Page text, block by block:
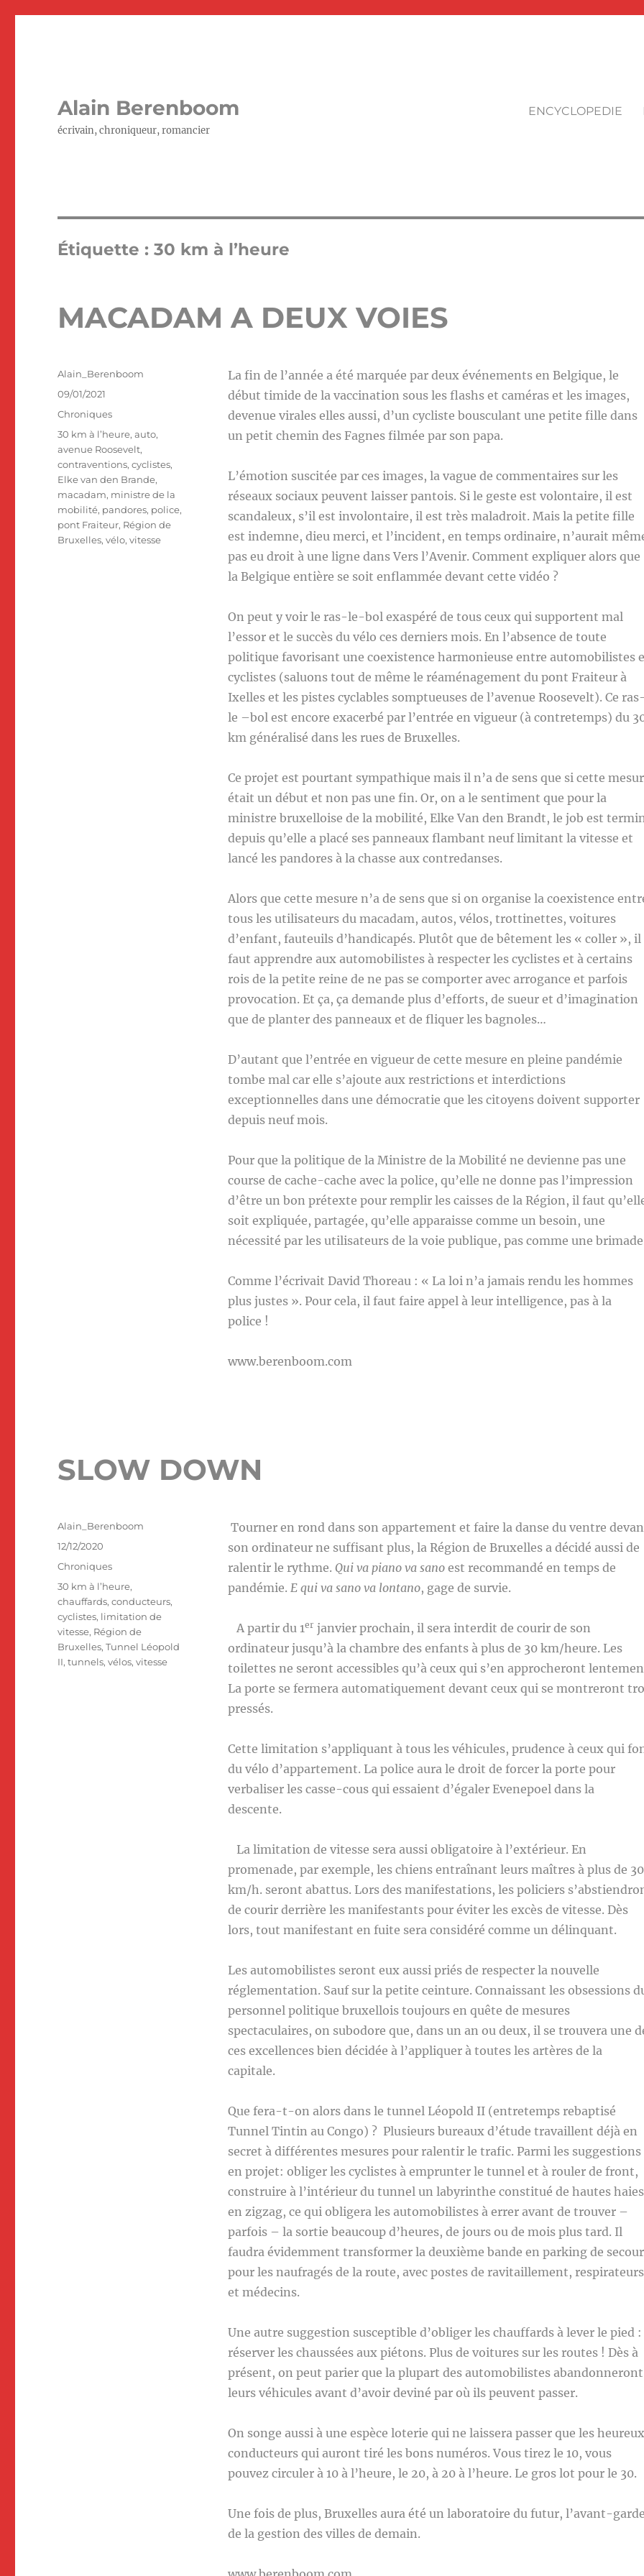
Alain Berenboom
écrivain, chroniqueur, romancier
ENCYCLOPEDIE
Étiquette :30 km à l’heure
MACADAM A DEUX VOIES
La fin de l’année a été marquée par deux événements en Belgique, le
début timide de la vaccination sous les flashs et caméras et les images,
devenue virales elles aussi, d’un cycliste bousculant une petite fille dans
un petit chemin des Fagnes filmée par son papa.
L’émotion suscitée par ces images, la vague de commentaires sur les
réseaux sociaux peuvent laisser pantois. Si le geste est volontaire, il est
scandaleux, s’il est involontaire, il est très maladroit. Mais la petite fille
est indemne, dieu merci, et l’incident, en temps ordinaire, n’aurait
pas eu droit à une ligne dans Vers l’Avenir. Comment expliquer alors que
la Belgique entière se soit enflammée devant cette vidéo ?
On peut y voir le ras-le-bol exaspéré de tous ceux qui supportent mal
l’essor et le succès du vélo ces derniers mois. En l’absence de toute
politique favorisant une coexistence harmonieuse entre automobilistes
cyclistes (saluons tout de même le réaménagement du pont Fraiteur à
Ixelles et les pistes cyclables somptueuses de l’avenue Roosevelt). Ce
le –bol est encore exacerbé par l’entrée en vigueur (à contretemps) du
km généralisé dans les rues de Bruxelles.
Ce projet est pourtant sympathique mais il n’a de sens que si cette
était un début et non pas une fin. Or, on a le sentiment que pour la
ministre bruxelloise de la mobilité, Elke Van den Brandt, le job est
depuis qu’elle a placé ses panneaux flambant neuf limitant la vitesse et
lancé les pandores à la chasse aux contredanses.
Alors que cette mesure n’a de sens que si on organise la coexistence
tous les utilisateurs du macadam, autos, vélos, trottinettes, voitures
d’enfant, fauteuils d’handicapés. Plutôt que de bêtement les « coller », il
faut apprendre aux automobilistes à respecter les cyclistes et à certains
rois de la petite reine de ne pas se comporter avec arrogance et parfois
provocation. Et ça, ça demande plus d’efforts, de sueur et d’imagination
que de planter des panneaux et de fliquer les bagnoles…
D’autant que l’entrée en vigueur de cette mesure en pleine pandémie
tombe mal car elle s’ajoute aux restrictions et interdictions
exceptionnelles dans une démocratie que les citoyens doivent supporter
depuis neuf mois.
Pour que la politique de la Ministre de la Mobilité ne devienne pas une
course de cache-cache avec la police, qu’elle ne donne pas l’impression
d’être un bon prétexte pour remplir les caisses de la Région, il faut
soit expliquée, partagée, qu’elle apparaisse comme un besoin, une
nécessité par les utilisateurs de la voie publique, pas comme une
Comme l’écrivait David Thoreau : « La loi n’a jamais rendu les hommes
plus justes ». Pour cela, il faut faire appel à leur intelligence, pas à la
police !
www.berenboom.com
Auteur
Alain_Berenboom
Publié
le
09/01/2021
Catégories
Chroniques
Étiquettes
30 km à l’heure,auto,
avenue Roosevelt,
contraventions,cyclistes,
Elke van den Brande,
macadam, ministre de la
mobilité, pandores, police,
pont Fraiteur, Région de
Bruxelles,vélo,vitesse
SLOW DOWN
Tourner en rond dans son appartement et faire la danse du ventre
son ordinateur ne suffisant plus, la Région de Bruxelles a décidé aussi de
ralentir le rythme. Qui va piano va sanoest recommandé en temps de
pandémie. E qui va sano va lontano, gage de survie.
A partir du 1erjanvier prochain, il sera interdit de courir de son
ordinateur jusqu’à la chambre des enfants à plus de 30 km/heure. Les
toilettes ne seront accessibles qu’à ceux qui s’en approcheront
La porte se fermera automatiquement devant ceux qui se montreront
pressés.
Cette limitation s’appliquant à tous les véhicules, prudence à ceux qui
du vélo d’appartement. La police aura le droit de forcer la porte pour
verbaliser les casse-cous qui essaient d’égaler Evenepoel dans la
descente.
La limitation de vitesse sera aussi obligatoire à l’extérieur. En
promenade, par exemple, les chiens entraînant leurs maîtres à plus de 30
km/h. seront abattus. Lors des manifestations, les policiers
de courir derrière les manifestants pour éviter les excès de vitesse. Dès
lors, tout manifestant en fuite sera considéré comme un délinquant.
Les automobilistes seront eux aussi priés de respecter la nouvelle
réglementation. Sauf sur la petite ceinture. Connaissant les obsessions
personnel politique bruxellois toujours en quête de mesures
spectaculaires, on subodore que, dans un an ou deux, il se trouvera une
ces excellences bien décidée à l’appliquer à toutes les artères de la
capitale.
Que fera-t-on alors dans le tunnel Léopold II (entretemps rebaptisé
Tunnel Tintin au Congo) ? Plusieurs bureaux d’étude travaillent déjà en
secret à différentes mesures pour ralentir le trafic. Parmi les suggestions
en projet: obliger les cyclistes à emprunter le tunnel et à rouler de front,
construire à l’intérieur du tunnel un labyrinthe constitué de hautes haies
en zigzag, ce qui obligera les automobilistes à errer avant de trouver –
parfois – la sortie beaucoup d’heures, de jours ou de mois plus tard. Il
faudra évidemment transformer la deuxième bande en parking de
pour les naufragés de la route, avec postes de ravitaillement, respirateurs
et médecins.
Une autre suggestion susceptible d’obliger les chauffards à lever le pied :
réserver les chaussées aux piétons. Plus de voitures sur les routes ! Dès à
présent, on peut parier que la plupart des automobilistes abandonneront
leurs véhicules avant d’avoir deviné par où ils peuvent passer.
On songe aussi à une espèce loterie qui ne laissera passer que les heureux
conducteurs qui auront tiré les bons numéros. Vous tirez le 10, vous
pouvez circuler à 10 à l’heure, le 20, à 20 à l’heure. Le gros lot pour le 30.
Une fois de plus, Bruxelles aura été un laboratoire du futur, l’avant-
de la gestion des villes de demain.
Auteur
Alain_Berenboom
Publié
le
12/12/2020
Catégories
Chroniques
Étiquettes
30 km à l’heure,
chauffards,conducteurs,
cyclistes, limitation de
vitesse, Région de
Bruxelles,Tunnel Léopold
II,tunnels,vélos,vitesse